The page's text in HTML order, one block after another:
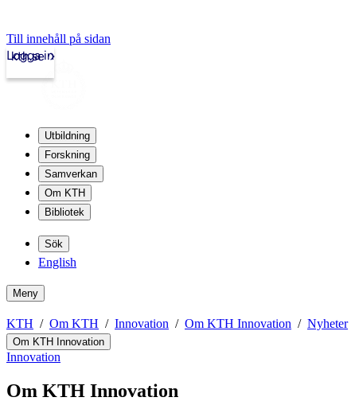
Till innehåll på sidan
kth.se
Logga in
Utbildning
Forskning
Samverkan
Om KTH
Bibliotek
Sök
English
Meny
KTH Om KTH Innovation Om KTH Innovation Nyheter
Om KTH Innovation
Innovation
Om KTH Innovation